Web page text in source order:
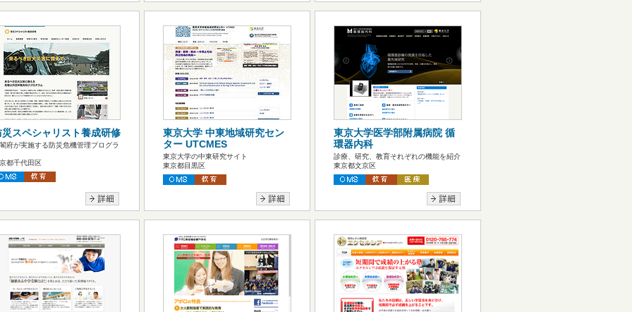
災スペシャリスト養成研修
府が実施する防災危機管理プログラ
都千代田区
東京大学 中東地域研究セン
ター UTCMES
東京大学の中東研究サイト
東京都目黒区
東京大学医学部附属病院 循
環器内科
診療、研究、教育それぞれの機能を紹介
東京都文京区